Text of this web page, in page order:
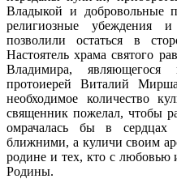
Владыкой и добровольные
религиозные убеждения
позволили остаться в
Настоятель храма святого
Владимира,
протоиерей Виталий
необходимое количество
священник пожелал, чтобы
омрачалась бы в
ближними, а куличи своим
родине и тех, кто с любовью
Родины.